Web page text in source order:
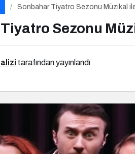
Sonbahar Tiyatro Sezonu Müzikal
Sezonu
tarafından yayınlandı